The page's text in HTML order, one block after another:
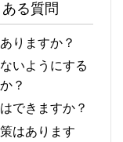
る質問
りますか？
いようにする
？
できますか？
はあります